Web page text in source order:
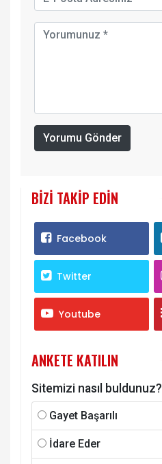
Yorumu Gönder
BIZI TAKIP EDIN
Facebook
Twitter
Youtube
ANKETE KATILIN
Sitemizi nasıl buldunuz?
Gayet Başarılı
İdare Eder